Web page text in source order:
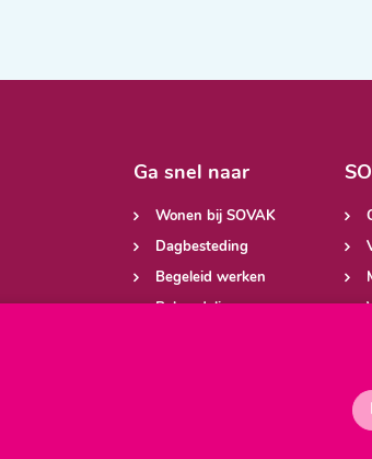
Ga snel naar
Wonen bij SOVAK
Dagbesteding
Begeleid werken
Behandeling